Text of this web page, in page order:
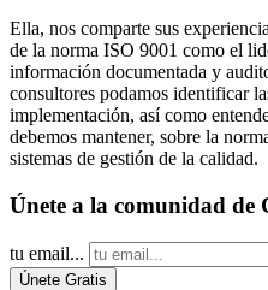
Ella, nos comparte sus
de la norma ISO 9001 como el
información documentada y
consultores podamos identificar
implementación, así como
debemos mantener, sobre la
sistemas de gestión de la calidad.
Únete a la comunidad de
tu email...